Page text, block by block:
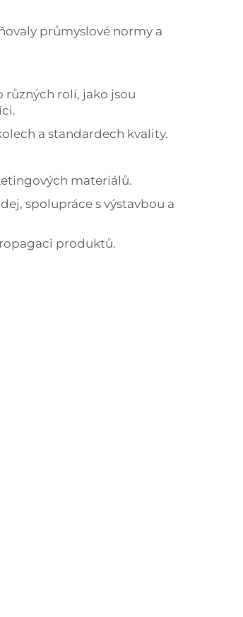
průmyslové normy a
různých rolí, jako jsou
a standardech kvality.
materiálů.
spolupráce s výstavbou a
produktů.